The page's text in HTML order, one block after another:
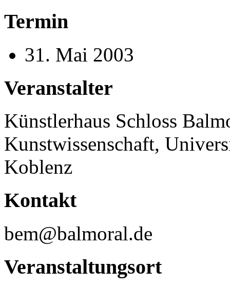
Termin
31. Mai 2003
Veranstalter
Künstlerhaus Schloss
Kunstwissenschaft,
Koblenz
Kontakt
bem@balmoral.de
Veranstaltungsort